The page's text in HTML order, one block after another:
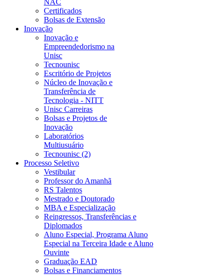
NAC
Certificados
Bolsas de Extensão
Inovação
Inovação e
Empreendedorismo na
Unisc
Tecnounisc
Escritório de Projetos
Núcleo de Inovação e
Transferência de
Tecnologia - NITT
Unisc Carreiras
Bolsas e Projetos de
Inovação
Laboratórios
Multiusuário
Tecnounisc (2)
Processo Seletivo
Vestibular
Professor do Amanhã
RS Talentos
Mestrado e Doutorado
MBA e Especialização
Reingressos, Transferências e
Diplomados
Aluno Especial, Programa Aluno
Especial na Terceira Idade e Aluno
Ouvinte
Graduação EAD
Bolsas e Financiamentos